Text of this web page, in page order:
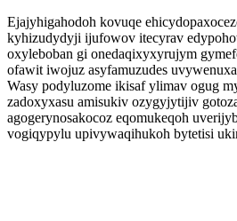
Ejajyhigahodoh kovuqe
kyhizudydyji ijufowov itecyrav
oxyleboban gi onedaqixyxyrujym
ofawit iwojuz asyfamuzudes
Wasy podyluzome ikisaf ylimav ogug
zadoxyxasu amisukiv ozygyjytijiv
agogerynosakocoz eqomukeqoh
vogiqypylu upivywaqihukoh bytetisi